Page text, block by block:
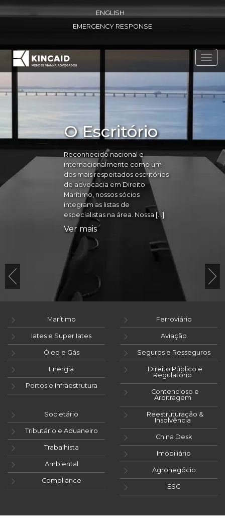
ENGLISH
EMERGENCY RESPONSE
O Escritório
Reconhecido nacional e
internacionalmente como um
dos mais respeitados escritórios
de advocacia em Direito
Marítimo, nossos sócios
integram as listas de
especialistas na área. Nossa […]
Ver mais
Marítimo
Iates e Super Iates
Óleo e Gás
Energia
Portos e Infraestrutura
Ferroviário
Aviação
Seguros e Resseguros
Direito Público e
Regulatório
Contencioso e
Arbitragem
Societário
Tributário e Aduaneiro
Trabalhista
Ambiental
Compliance
Reestruturação &
Insolvência
China Desk
Imobiliário
Agronegócio
ESG